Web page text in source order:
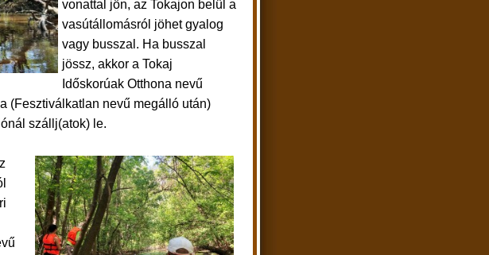
vonattal jön, az Tokajon belül a
vasútállomásról jöhet gyalog
vagy busszal. Ha busszal
jössz, akkor a Tokaj
Időskorúak Otthona nevű
(Fesztiválkatlan nevű megálló után)
szállj(atok) le.